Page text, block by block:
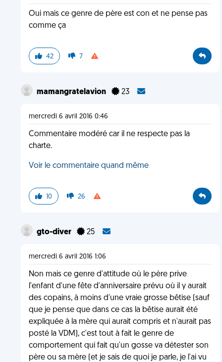
Oui mais ce genre de père est con et ne pense pas
comme ça
42 7
mamangratelavion 23
mercredi 6 avril 2016 0:46
Commentaire modéré car il ne respecte pas la
charte.
Voir le commentaire quand même
10 26
gto-diver 25
mercredi 6 avril 2016 1:06
Non mais ce genre d'attitude où le père prive
l'enfant d'une fête d'anniversaire prévu où il y aurait
des copains, à moins d'une vraie grosse bêtise (sauf
que je pense que dans ce cas la bêtise aurait été
expliquée à la mère qui aurait compris et n'aurait pas
posté la VDM), c'est tout à fait le genre de
comportement qui fait qu'un gosse va détester son
père ou sa mère (et je sais de quoi je parle, je l'ai vu